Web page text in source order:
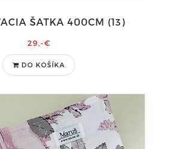
ŠATKA 400CM (13)
29,-€
DO KOŠÍKA